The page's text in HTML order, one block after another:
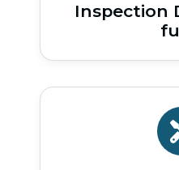
Inspection